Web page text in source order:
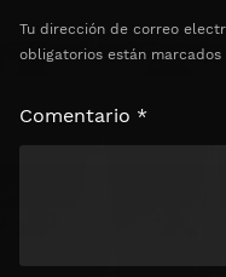
Tu dirección de correo
obligatorios están marcados
Comentario *